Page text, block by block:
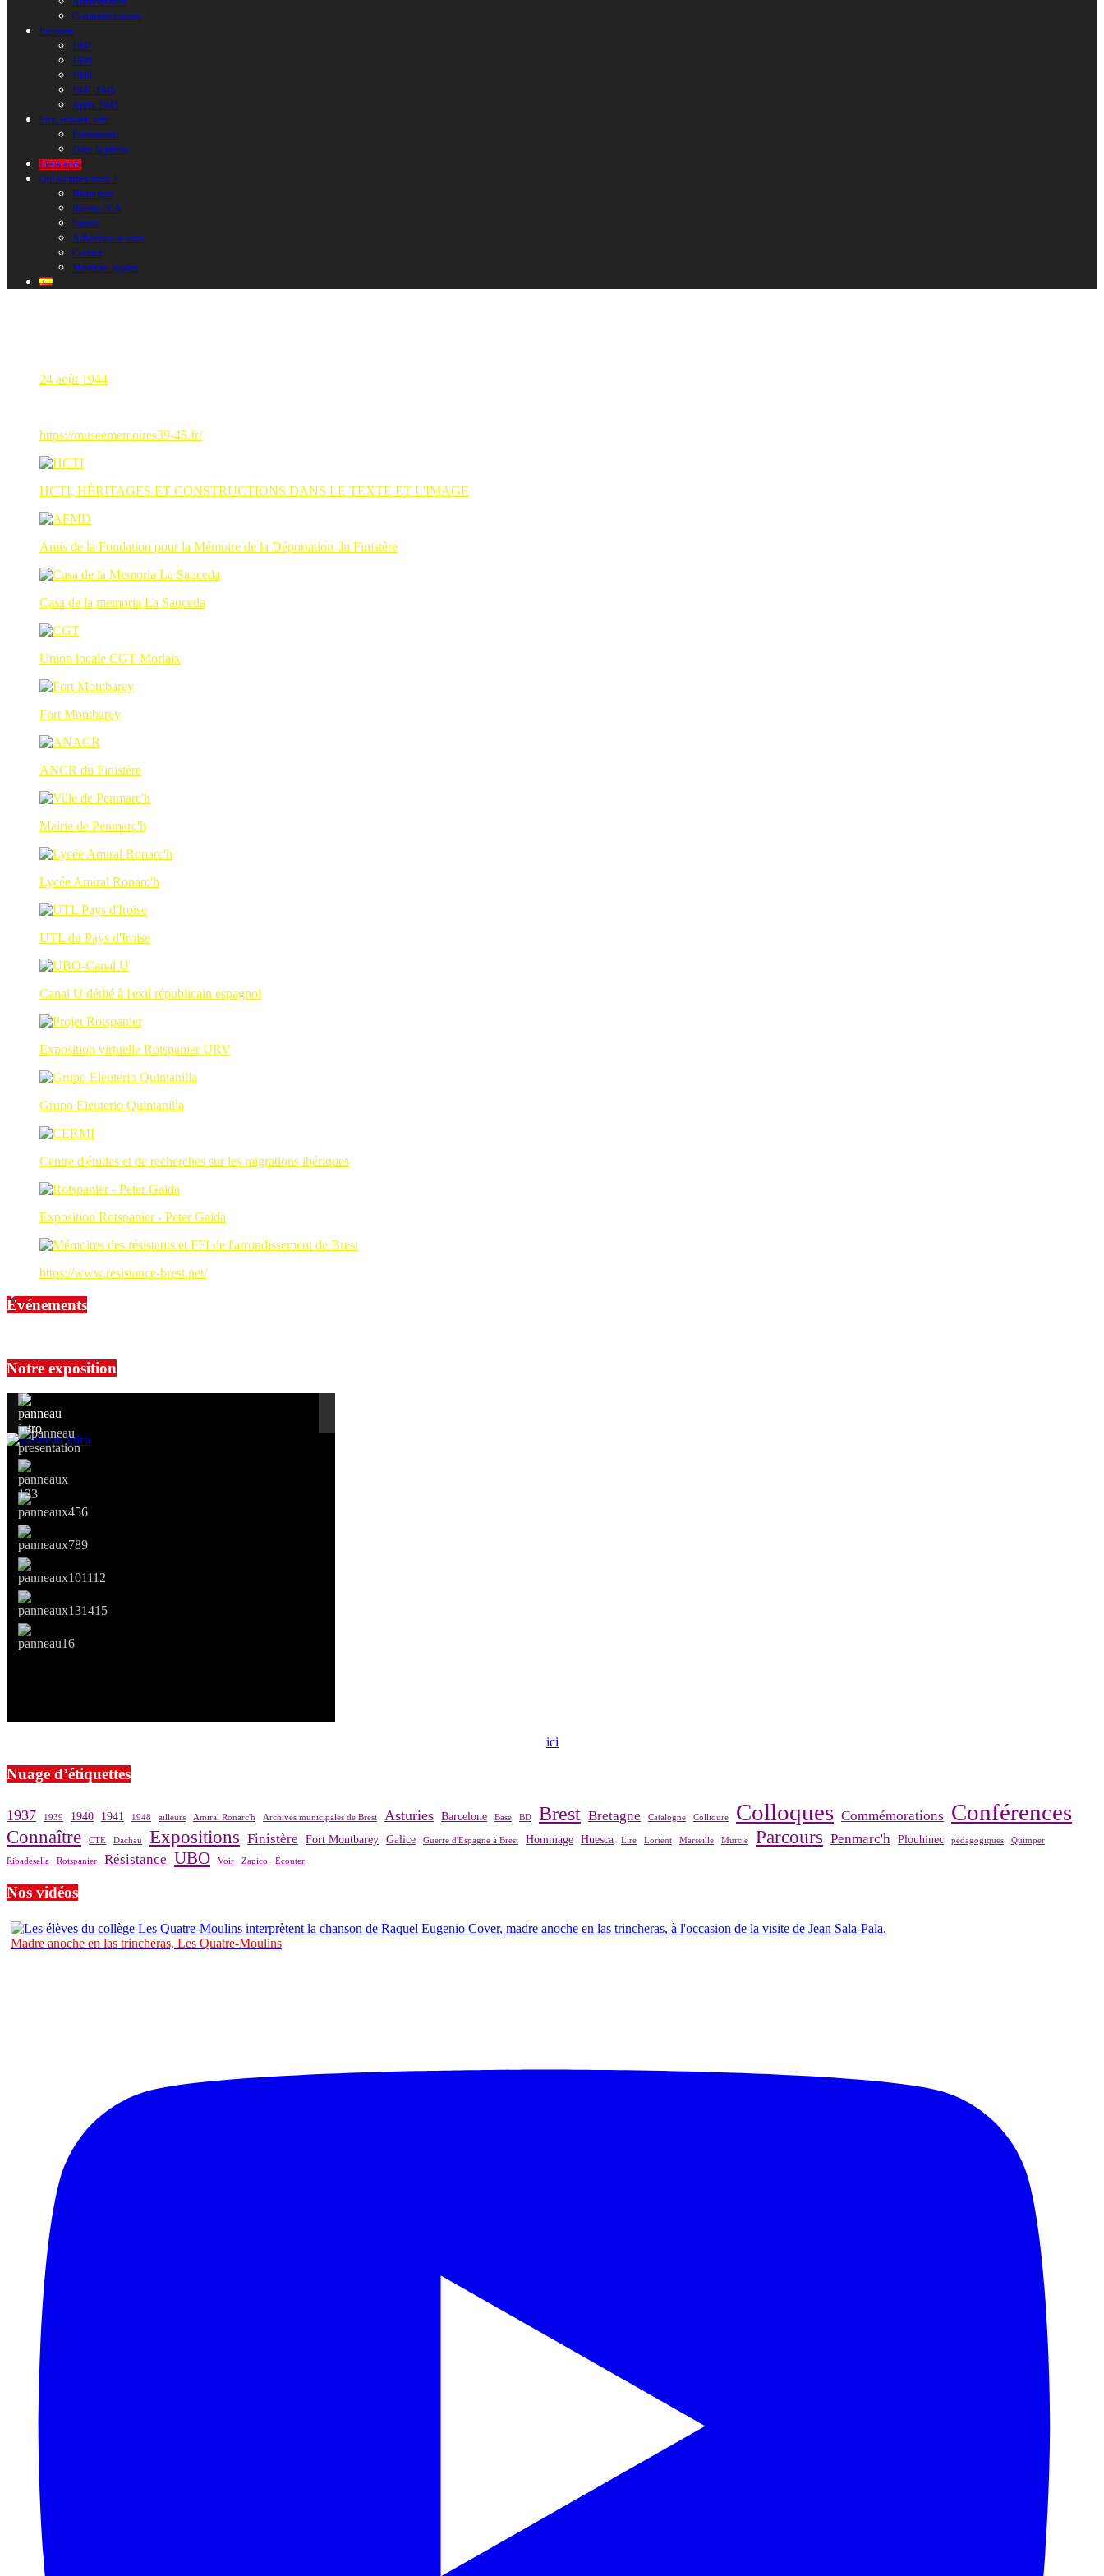
Commémorations
Parcours
1937
1939
1940
1941-1945
Après 1945
Lire, écouter, voir
Évènements
Dans la presse
Liens amis
Qui sommes nous ?
Historique
Bureau / CA
Statuts
Adhésions et dons
Contact
Mentions légales
24 août 1944
https://museememoires39-45.fr/
HCTI, HÉRITAGES ET CONSTRUCTIONS DANS LE TEXTE ET L'IMAGE
Amis de la Fondation pour la Mémoire de la Déportation du Finistère
Casa de la memoria La Sauceda
Union locale CGT Morlaix
Fort Montbarey
ANCR du Finistère
Mairie de Penmarc'h
Lycée Amiral Ronarc'h
UTL du Pays d'Iroise
Canal U dédié à l'exil républicain espagnol
Exposition virtuelle Rotspanier URV
Grupo Eleuterio Quintanilla
Centre d'études et de recherches sur les migrations ibériques
Exposition Rotspanier - Peter Gaida
https://www.resistance-brest.net/
Événements
Notre exposition
ici
Nuage d’étiquettes
1937 1939 1940 1941 1948 ailleurs Amiral Ronarc'h Archives municipales de Brest Asturies Barcelone Base BD Brest Bretagne Catalogne Collioure Colloques Commémorations Conférences
Connaître CTE Dachau Expositions Finistère Fort Montbarey Galice Guerre d'Espagne à Brest Hommage Huesca Lire Lorient Marseille Murcie Parcours Penmarc'h Plouhinec pédagogiques Quimper
Ribadesella Rotspanier Résistance UBO Voir Zapico Écouter
Nos vidéos
Madre anoche en las trincheras, Les Quatre-Moulins